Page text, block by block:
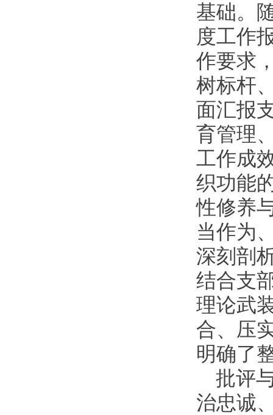
基础。
度工作
作要求
树标杆
面汇报
育管理
工作成
织功能
性修养
当作为
深刻剖
结合支
理论武
合、压
明确了
批评
治忠诚